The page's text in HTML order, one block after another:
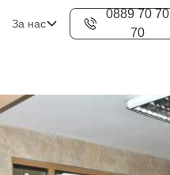
За нас
0889 70 70
70